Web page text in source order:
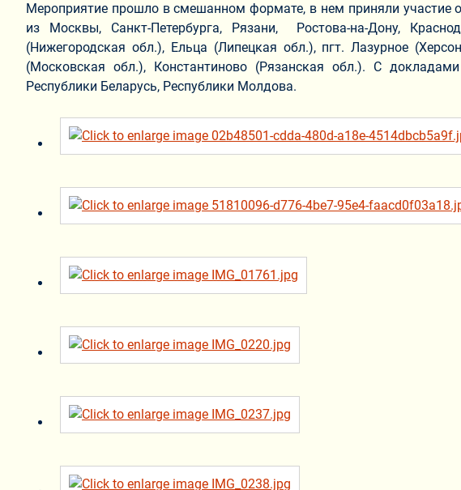
Мероприятие прошло в смешанном формате, в нем приняли участие
из Москвы, Санкт-Петербурга, Рязани, Ростова-на-Дону,
(Нижегородская обл.), Ельца (Липецкая обл.), пгт. Лазурное
(Московская обл.), Константиново (Рязанская обл.). С
Республики Беларусь, Республики Молдова.